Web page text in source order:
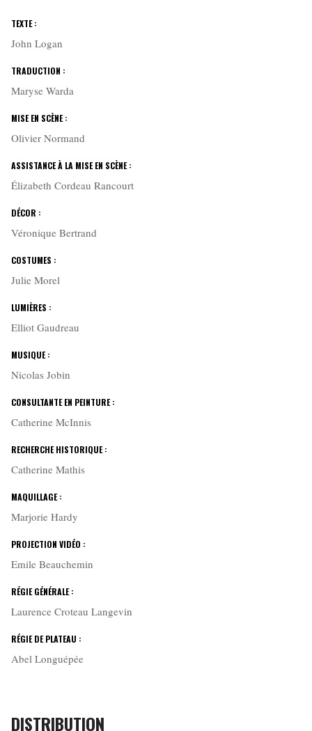
TEXTE :
John Logan
TRADUCTION :
Maryse Warda
MISE EN SCÈNE :
Olivier Normand
ASSISTANCE À LA MISE EN SCÈNE :
Élizabeth Cordeau Rancourt
DÉCOR :
Véronique Bertrand
COSTUMES :
Julie Morel
LUMIÈRES :
Elliot Gaudreau
MUSIQUE :
Nicolas Jobin
CONSULTANTE EN PEINTURE :
Catherine McInnis
RECHERCHE HISTORIQUE :
Catherine Mathis
MAQUILLAGE :
Marjorie Hardy
PROJECTION VIDÉO :
Emile Beauchemin
RÉGIE GÉNÉRALE :
Laurence Croteau Langevin
RÉGIE DE PLATEAU :
Abel Longuépée
DISTRIBUTION